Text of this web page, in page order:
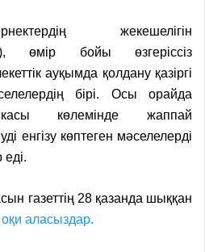
жекешелігін
өмір бойы өзгеріссіз
ауқымда қолдану қазіргі
бірі. Осы орайда
көлемінде жаппай
енгізу көптеген мәселелерді
газеттің 28 қазанда шыққан
оқи аласыздар.